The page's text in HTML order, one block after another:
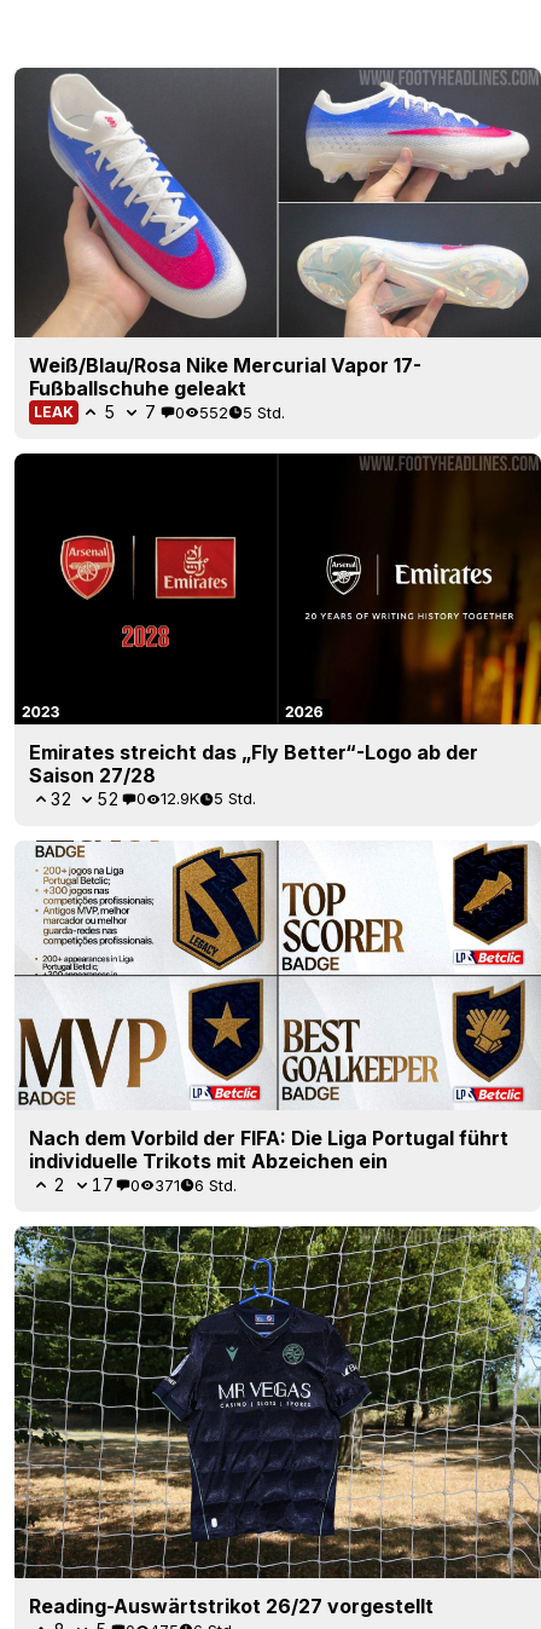
Weiß/Blau/Rosa Nike Mercurial Vapor 17-
Fußballschuhe geleakt
LEAK 5 7 0 552 5 Std.
Emirates streicht das „Fly Better“-Logo ab der
Saison 27/28
32 52 0 12.9K 5 Std.
Nach dem Vorbild der FIFA: Die Liga Portugal führt
individuelle Trikots mit Abzeichen ein
2 17 0 371 6 Std.
Reading-Auswärtstrikot 26/27 vorgestellt